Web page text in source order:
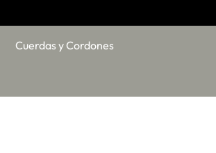
Cuerdas y Cordones